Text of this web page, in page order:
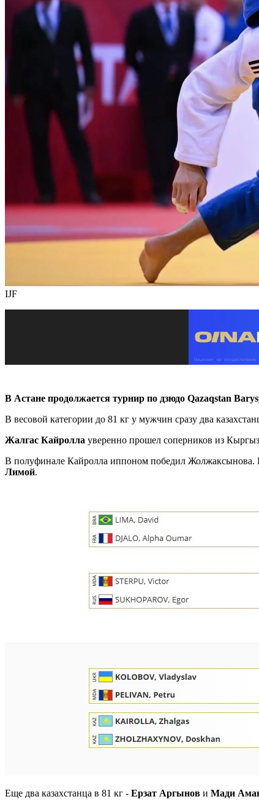
IJF
В Астане продолжается турнир по дзюдо Qazaqstan
В весовой категории до 81 кг у мужчин сразу два
Жалгас Кайролла уверенно прошел соперников из
В полуфинале Кайролла иппоном победил Жолжаксынова. В
Лимой.
Еще два казахстанца в 81 кг - Ерзат Аргынов и Мади